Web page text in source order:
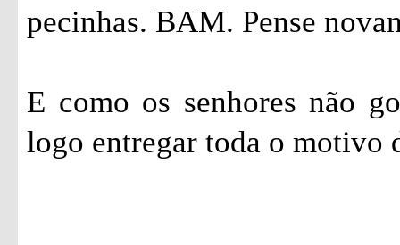
pecinhas. BAM. Pense
E como os senhores não
logo entregar toda o motivo